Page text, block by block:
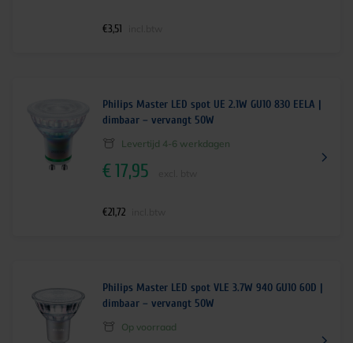
€3,51
Philips Master LED spot UE 2.1W GU10 830 EELA |
dimbaar – vervangt 50W
Levertijd 4-6 werkdagen
€17,95
€21,72
Philips Master LED spot VLE 3.7W 940 GU10 60D |
dimbaar – vervangt 50W
Op voorraad